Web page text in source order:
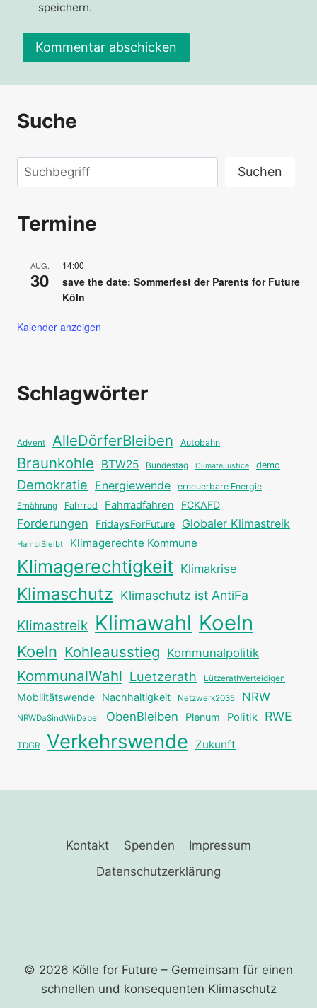
speichern.
Alternative:
Suche
Suchen Suchen
Termine
AUG.
30
14:00
save the date: Sommerfest der Parents for Future
Köln
Kalender anzeigen
Schlagwörter
Advent AlleDörferBleiben Autobahn
Braunkohle BTW25 Bundestag ClimateJustice demo
Demokratie Energiewende erneuerbare Energie
Ernährung Fahrrad Fahrradfahren FCKAFD
Forderungen FridaysForFuture Globaler Klimastreik
HambiBleibt Klimagerechte Kommune
Klimagerechtigkeit Klimakrise
Klimaschutz Klimaschutz ist AntiFa
Klimastreik Klimawahl Koeln
Koeln Kohleausstieg Kommunalpolitik
KommunalWahl Luetzerath LützerathVerteidigen
Mobilitätswende Nachhaltigkeit Netzwerk2035 NRW
NRWDaSindWirDabei ObenBleiben Plenum Politik RWE
TDGR Verkehrswende Zukunft
Kontakt Spenden
Impressum
Datenschutzerklärung
© 2026 Kölle for Future – Gemeinsam für einen
schnellen und ­konsequenten Klimaschutz